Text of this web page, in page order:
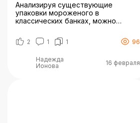
Анализируя существующие
упаковки мороженого в
классических банках, можно
популярна так, как мороженое в
мягкой упаковке. В основном
прямоугольная с закругленными
краями, шрифты – рукописные,
2 1 1 96
Надежда
Ионова
16 февраля